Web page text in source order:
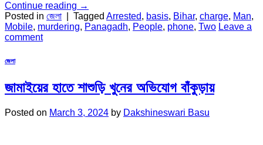
Continue reading →
Posted in জেলা Tagged Arrested, basis, Bihar, charge, Man,
Mobile, murdering, Panagadh, People, phone, Two Leave a
comment
জেলা
জামাইয়ের হাতে শাশুড়ি খুনের অভিযোগ বাঁকুড়ায়
Posted on March 3, 2024 by Dakshineswari Basu